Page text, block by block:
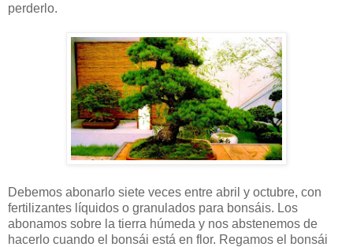
perderlo.
Debemos abonarlo siete veces entre abril y octubre, con
fertilizantes líquidos o granulados para bonsáis. Los
abonamos sobre la tierra húmeda y nos abstenemos de
hacerlo cuando el bonsái está en flor. Regamos el bonsái